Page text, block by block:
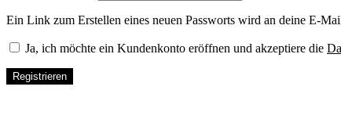
Ein Link zum Erstellen eines neuen Passworts wird an deine E-
Ja, ich möchte ein Kundenkonto eröffnen und akzeptiere die
Registrieren